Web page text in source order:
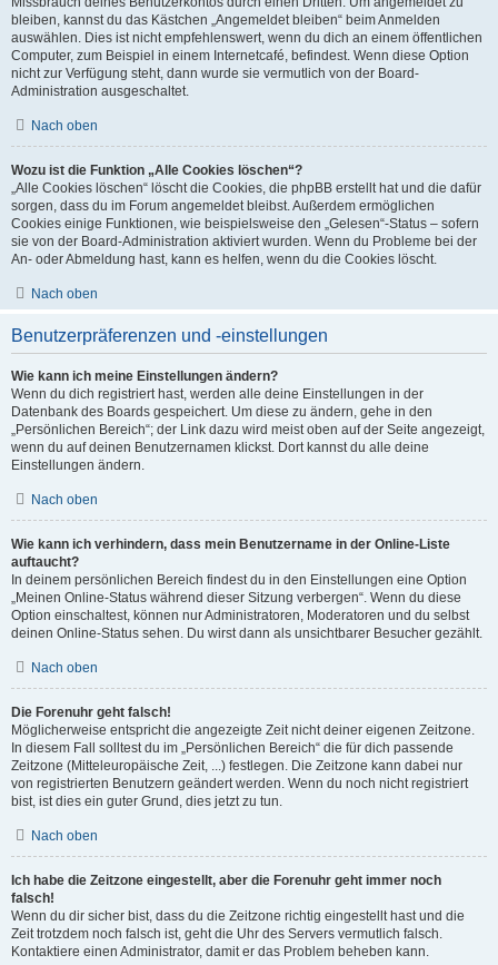
bleiben, kannst du das Kästchen „Angemeldet bleiben“ beim Anmelden
auswählen. Dies ist nicht empfehlenswert, wenn du dich an einem öffentlichen
Computer, zum Beispiel in einem Internetcafé, befindest. Wenn diese Option
nicht zur Verfügung steht, dann wurde sie vermutlich von der Board-
Administration ausgeschaltet.
Nach oben
Wozu ist die Funktion „Alle Cookies löschen“?
„Alle Cookies löschen“ löscht die Cookies, die phpBB erstellt hat und die dafür
sorgen, dass du im Forum angemeldet bleibst. Außerdem ermöglichen
Cookies einige Funktionen, wie beispielsweise den „Gelesen“-Status – sofern
sie von der Board-Administration aktiviert wurden. Wenn du Probleme bei der
An- oder Abmeldung hast, kann es helfen, wenn du die Cookies löscht.
Nach oben
Benutzerpräferenzen und -einstellungen
Wie kann ich meine Einstellungen ändern?
Wenn du dich registriert hast, werden alle deine Einstellungen in der
Datenbank des Boards gespeichert. Um diese zu ändern, gehe in den
„Persönlichen Bereich“; der Link dazu wird meist oben auf der Seite angezeigt,
wenn du auf deinen Benutzernamen klickst. Dort kannst du alle deine
Einstellungen ändern.
Nach oben
Wie kann ich verhindern, dass mein Benutzername in der Online-Liste
auftaucht?
In deinem persönlichen Bereich findest du in den Einstellungen eine Option
„Meinen Online-Status während dieser Sitzung verbergen“. Wenn du diese
Option einschaltest, können nur Administratoren, Moderatoren und du selbst
deinen Online-Status sehen. Du wirst dann als unsichtbarer Besucher gezählt.
Nach oben
Die Forenuhr geht falsch!
Möglicherweise entspricht die angezeigte Zeit nicht deiner eigenen Zeitzone.
In diesem Fall solltest du im „Persönlichen Bereich“ die für dich passende
Zeitzone (Mitteleuropäische Zeit, ...) festlegen. Die Zeitzone kann dabei nur
von registrierten Benutzern geändert werden. Wenn du noch nicht registriert
bist, ist dies ein guter Grund, dies jetzt zu tun.
Nach oben
Ich habe die Zeitzone eingestellt, aber die Forenuhr geht immer noch
falsch!
Wenn du dir sicher bist, dass du die Zeitzone richtig eingestellt hast und die
Zeit trotzdem noch falsch ist, geht die Uhr des Servers vermutlich falsch.
Kontaktiere einen Administrator, damit er das Problem beheben kann.